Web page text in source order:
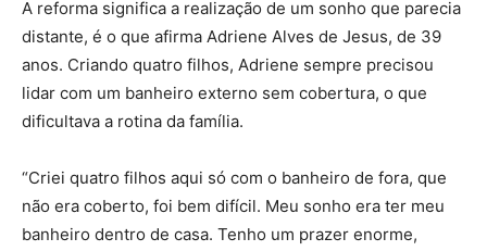
A reforma significa a realização de um sonho que parecia
distante, é o que afirma Adriene Alves de Jesus, de 39
anos. Criando quatro filhos, Adriene sempre precisou
lidar com um banheiro externo sem cobertura, o que
dificultava a rotina da família.
“Criei quatro filhos aqui só com o banheiro de fora, que
não era coberto, foi bem difícil. Meu sonho era ter meu
banheiro dentro de casa. Tenho um prazer enorme,